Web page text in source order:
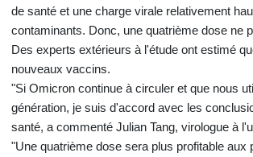
de santé et une charge virale relativement
contaminants. Donc, une quatrième dose ne
Des experts extérieurs à l'étude ont estimé
nouveaux vaccins.
"Si Omicron continue à circuler et que nous
génération, je suis d'accord avec les
santé, a commenté Julian Tang, virologue à
"Une quatrième dose sera plus profitable